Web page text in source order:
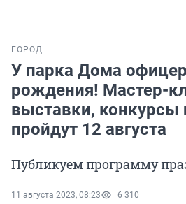
ГОРОД
У парка Дома
рождения! Мастер-
выставки, конкурсы
пройдут 12 августа
Публикуем программу
11 августа 2023, 08:23 6 310